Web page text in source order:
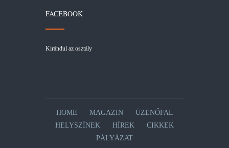
FACEBOOK
Kirándul az osztály
HOME MAGAZIN
ÜZENŐFAL
HELYSZÍNEK
HÍREK
CIKKEK
PÁLYÁZAT